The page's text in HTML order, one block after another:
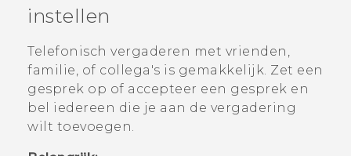
AANBIEDINGEN
HTC Club
SUPPORT
HTC-apparaten & -accessoires
Aanmelden
instellen
Telefonisch vergaderen met vrienden,
familie, of collega's is gemakkelijk. Zet een
gesprek op of accepteer een gesprek en
bel iedereen die je aan de vergadering
wilt toevoegen.